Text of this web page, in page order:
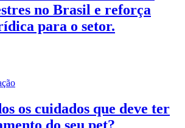
no Brasil e reforça
para o setor.
os cuidados que deve ter